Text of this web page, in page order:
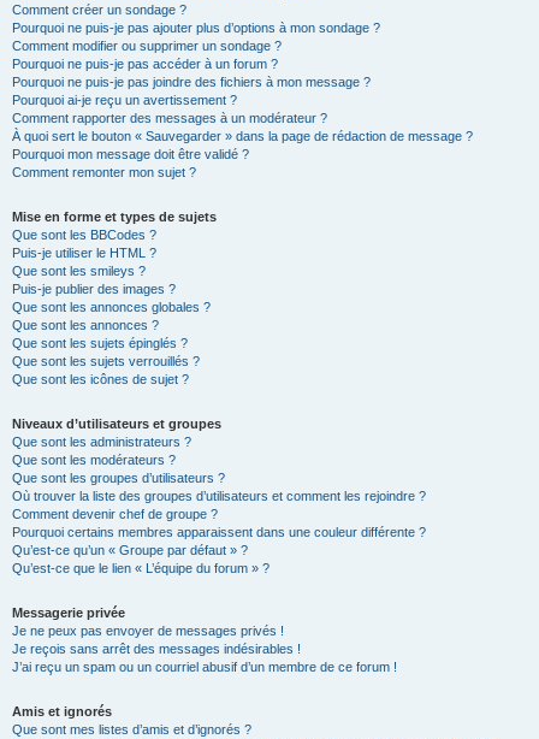
Comment créer un sondage ?
Pourquoi ne puis-je pas ajouter plus d’options à mon sondage ?
Comment modifier ou supprimer un sondage ?
Pourquoi ne puis-je pas accéder à un forum ?
Pourquoi ne puis-je pas joindre des fichiers à mon message ?
Pourquoi ai-je reçu un avertissement ?
Comment rapporter des messages à un modérateur ?
À quoi sert le bouton « Sauvegarder » dans la page de rédaction de message ?
Pourquoi mon message doit être validé ?
Comment remonter mon sujet ?
Mise en forme et types de sujets
Que sont les BBCodes ?
Puis-je utiliser le HTML ?
Que sont les smileys ?
Puis-je publier des images ?
Que sont les annonces globales ?
Que sont les annonces ?
Que sont les sujets épinglés ?
Que sont les sujets verrouillés ?
Que sont les icônes de sujet ?
Niveaux d’utilisateurs et groupes
Que sont les administrateurs ?
Que sont les modérateurs ?
Que sont les groupes d’utilisateurs ?
Où trouver la liste des groupes d’utilisateurs et comment les rejoindre ?
Comment devenir chef de groupe ?
Pourquoi certains membres apparaissent dans une couleur différente ?
Qu’est-ce qu’un « Groupe par défaut » ?
Qu’est-ce que le lien « L’équipe du forum » ?
Messagerie privée
Je ne peux pas envoyer de messages privés !
Je reçois sans arrêt des messages indésirables !
J’ai reçu un spam ou un courriel abusif d’un membre de ce forum !
Amis et ignorés
Que sont mes listes d’amis et d’ignorés ?